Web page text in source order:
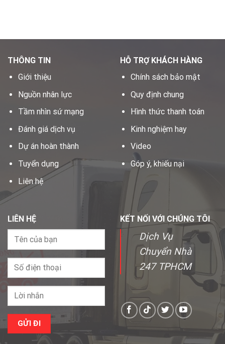
THÔNG TIN
Giới thiệu
Nguồn nhân lực
Tầm nhìn sứ mạng
Đánh giá dịch vụ
Dự án hoàn thành
Tuyển dụng
Liên hệ
HỖ TRỢ KHÁCH HÀNG
Chính sách bảo mật
Quy định chung
Hình thức thanh toán
Kinh nghiệm hay
Video
Góp ý, khiếu nại
LIÊN HỆ KẾT NỐI VỚI CHÚNG TÔI
Dịch Vụ
Chuyển Nhà
247 TPHCM